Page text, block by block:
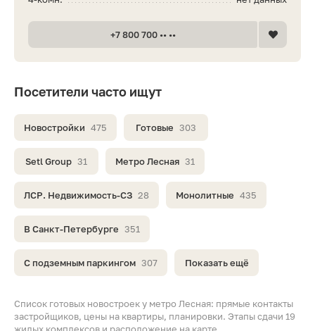
Список готовых новостроек у метро Лесная: прямые контакты
застройщиков, цены на квартиры, планировки. Этапы сдачи 19
Посетители часто ищут
Новостройки 475 Готовые 303
Setl Group 31 Метро Лесная 31
ЛСР. Недвижимость-СЗ 28 Монолитные 435
В Санкт-Петербурге 351
С подземным паркингом 307 Показать ещё
+7 800 700 •• ••